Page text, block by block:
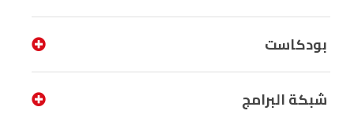
بودكاست
شبكة البرامج